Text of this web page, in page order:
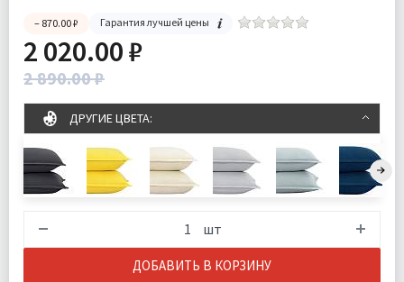
– 870.00 ₽ Гарантия лучшей цены
2 020.00 ₽
2 890.00 ₽
ДРУГИЕ ЦВЕТА:
шт
ДОБАВИТЬ В КОРЗИНУ